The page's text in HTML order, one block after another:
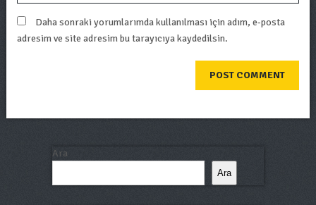
Daha sonraki yorumlarımda kullanılması için adım, e-posta
adresim ve site adresim bu tarayıcıya kaydedilsin.
Ara
Ara